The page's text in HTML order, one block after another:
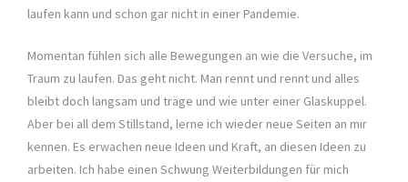
laufen kann und schon gar nicht in einer Pandemie.
Momentan fühlen sich alle Bewegungen an wie die Versuche, im
Traum zu laufen. Das geht nicht. Man rennt und rennt und alles
bleibt doch langsam und träge und wie unter einer Glaskuppel.
Aber bei all dem Stillstand, lerne ich wieder neue Seiten an mir
kennen. Es erwachen neue Ideen und Kraft, an diesen Ideen zu
arbeiten. Ich habe einen Schwung Weiterbildungen für mich